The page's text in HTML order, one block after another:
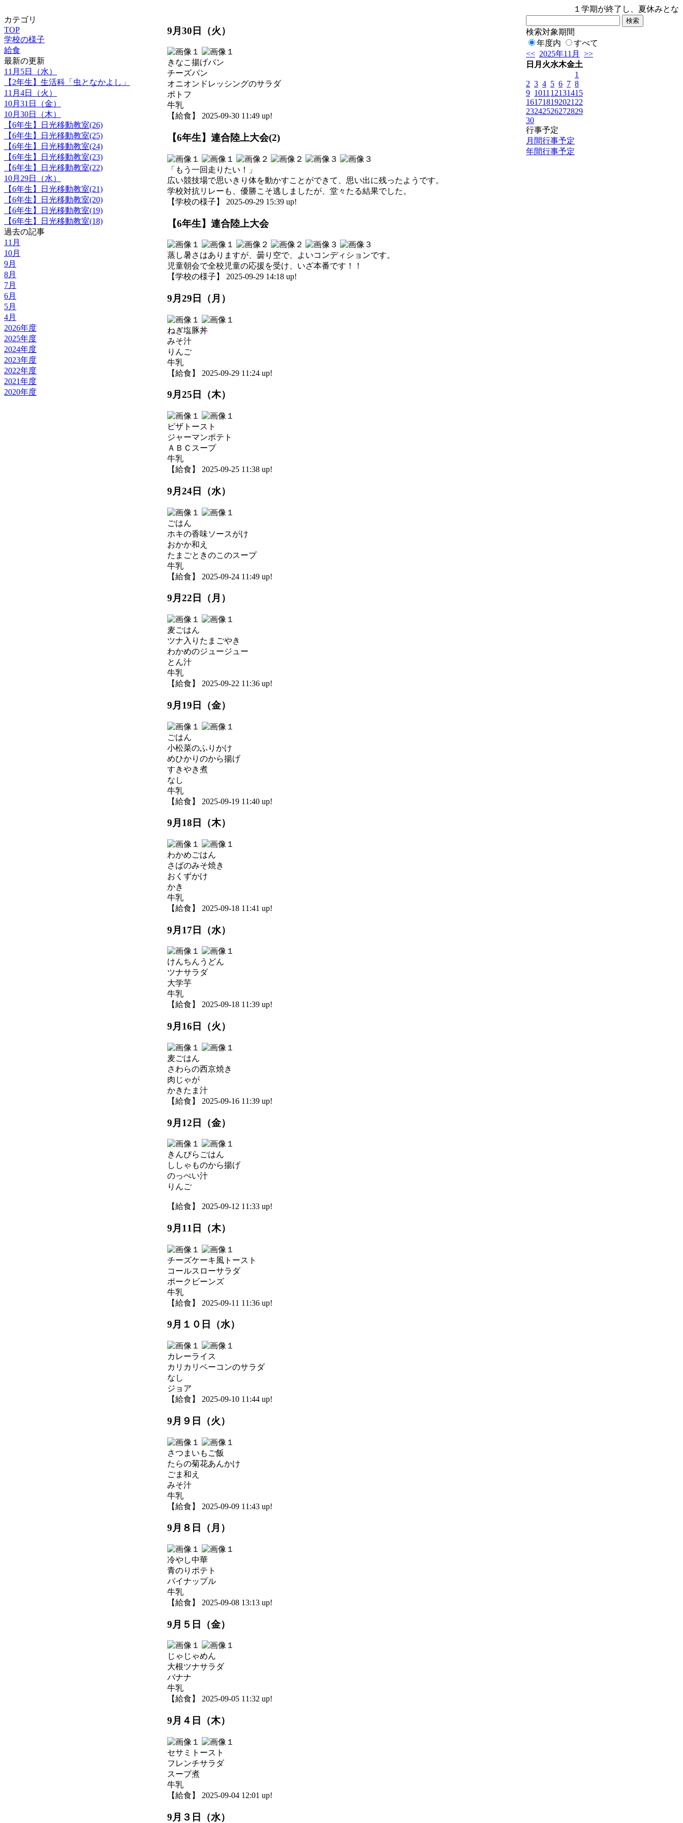
１学期が終了し、夏休みとなり
カテゴリ
TOP
学校の様子
給食
最新の更新
11月5日（水）
【2年生】生活科「虫となかよし」
11月4日（火）
10月31日（金）
10月30日（木）
【6年生】日光移動教室(26)
【6年生】日光移動教室(25)
【6年生】日光移動教室(24)
【6年生】日光移動教室(23)
【6年生】日光移動教室(22)
10月29日（水）
【6年生】日光移動教室(21)
【6年生】日光移動教室(20)
【6年生】日光移動教室(19)
【6年生】日光移動教室(18)
過去の記事
11月
10月
9月
8月
7月
6月
5月
4月
2026年度
2025年度
2024年度
2023年度
2022年度
2021年度
2020年度
9月30日（火）
きなこ揚げパン
チーズパン
オニオンドレッシングのサラダ
ポトフ
牛乳
【給食】 2025-09-30 11:49 up!
【6年生】連合陸上大会(2)
「もう一回走りたい！」
広い競技場で思いきり体を動かすことができて、思い出に残ったようです。
学校対抗リレーも、優勝こそ逃しましたが、堂々たる結果でした。
【学校の様子】 2025-09-29 15:39 up!
【6年生】連合陸上大会
蒸し暑さはありますが、曇り空で、よいコンディションです。
児童朝会で全校児童の応援を受け、いざ本番です！！
【学校の様子】 2025-09-29 14:18 up!
9月29日（月）
ねぎ塩豚丼
みそ汁
りんご
牛乳
【給食】 2025-09-29 11:24 up!
9月25日（木）
ピザトースト
ジャーマンポテト
ＡＢＣスープ
牛乳
【給食】 2025-09-25 11:38 up!
9月24日（水）
ごはん
ホキの香味ソースがけ
おかか和え
たまごときのこのスープ
牛乳
【給食】 2025-09-24 11:49 up!
9月22日（月）
麦ごはん
ツナ入りたまごやき
わかめのジュージュー
とん汁
牛乳
【給食】 2025-09-22 11:36 up!
9月19日（金）
ごはん
小松菜のふりかけ
めひかりのから揚げ
すきやき煮
なし
牛乳
【給食】 2025-09-19 11:40 up!
9月18日（木）
わかめごはん
さばのみそ焼き
おくずかけ
かき
牛乳
【給食】 2025-09-18 11:41 up!
9月17日（水）
けんちんうどん
ツナサラダ
大学芋
牛乳
【給食】 2025-09-18 11:39 up!
9月16日（火）
麦ごはん
さわらの西京焼き
肉じゃが
かきたま汁
【給食】 2025-09-16 11:39 up!
9月12日（金）
きんぴらごはん
ししゃものから揚げ
のっぺい汁
りんご
【給食】 2025-09-12 11:33 up!
9月11日（木）
チーズケーキ風トースト
コールスローサラダ
ポークビーンズ
牛乳
【給食】 2025-09-11 11:36 up!
9月１０日（水）
カレーライス
カリカリベーコンのサラダ
なし
ジョア
【給食】 2025-09-10 11:44 up!
9月９日（火）
さつまいもご飯
たらの菊花あんかけ
ごま和え
みそ汁
牛乳
【給食】 2025-09-09 11:43 up!
9月８日（月）
冷やし中華
青のりポテト
パイナップル
牛乳
【給食】 2025-09-08 13:13 up!
9月５日（金）
じゃじゃめん
大根ツナサラダ
バナナ
牛乳
【給食】 2025-09-05 11:32 up!
9月４日（木）
セサミトースト
フレンチサラダ
スープ煮
牛乳
【給食】 2025-09-04 12:01 up!
9月３日（水）
検索対象期間
年度内
すべて
<< 2025年11月
>>
日 月 火水木金土
1
2 3 4 5 6 7 8
9 1011 12131415
161718192021 22
23242526272829
30
行事予定
月間行事予定
年間行事予定